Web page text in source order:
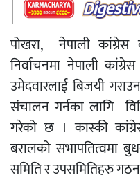
पोखरा, नेपाली
निर्वाचनमा नेपाली
उमेदवारलाई बिजयी
संचालन गर्नका लागि
गरेको छ । कास्की
बरालको सभापतित्वमा
समिति र उपसमितिहरु गठन